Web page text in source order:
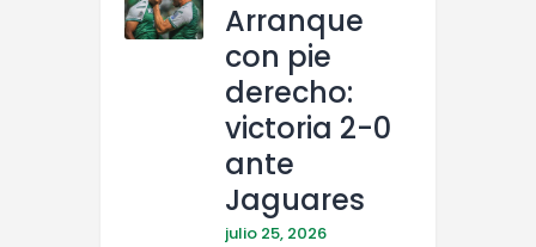
Arranque
con pie
derecho:
victoria 2-0
ante
Jaguares
julio 25, 2026